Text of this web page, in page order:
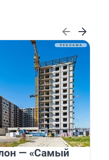
— «Самый